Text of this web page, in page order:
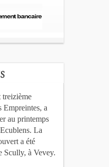
treizième
Empreintes, a
au printemps
La
a été
Scully, à Vevey.